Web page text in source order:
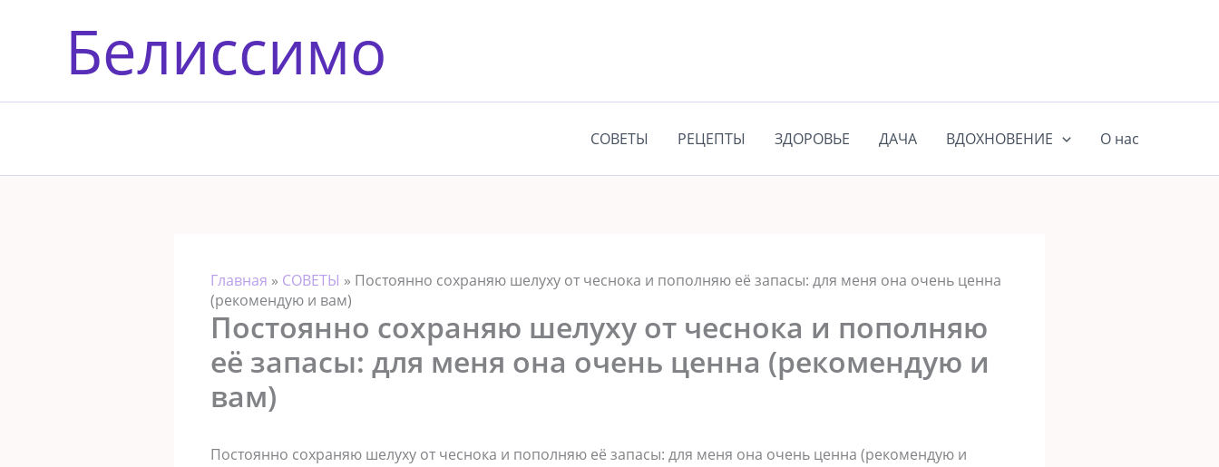
содержимомуБелиссимо
СОВЕТЫ РЕЦЕПТЫ ЗДОРОВЬЕ ДАЧА ВДОХНОВЕНИЕ О нас
Главная » СОВЕТЫ » Постоянно сохраняю шелуху от чеснока и пополняю её запасы: для меня она очень ценна
(рекомендую и вам)
Постоянно сохраняю шелуху от чеснока и пополняю
её запасы: для меня она очень ценна (рекомендую и
вам)
Постоянно сохраняю шелуху от чеснока и пополняю её запасы: для меня она очень ценна (рекомендую и